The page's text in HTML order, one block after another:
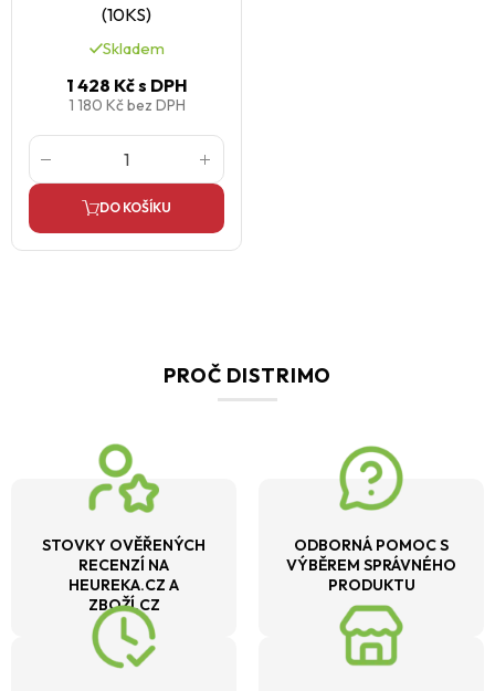
(10KS)
Skladem
1 428 Kčs DPH
1 180 Kčbez DPH
DO KOŠÍKU
PROČ DISTRIMO
STOVKY OVĚŘENÝCH
RECENZÍ NA
HEUREKA.CZ A
ZBOŽÍ.CZ
ODBORNÁ POMOC S
VÝBĚREM SPRÁVNÉHO
PRODUKTU